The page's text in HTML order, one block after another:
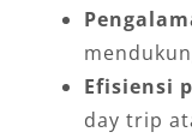
Efisiensi
day trip